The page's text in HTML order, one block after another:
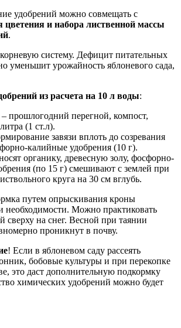
удобрений можно совмещать с
цветения и набора лиственной массы
.
систему. Дефицит питательных
уменьшит урожайность яблоневого сада,
из расчета на 10 л воды:
– прошлогодний перегной, компост,
(1 ст.л).
завязи вплоть до созревания
калийные удобрения (10 г).
органику, древесную золу, фосфорно-
(по 15 г) смешивают с землей при
круга на 30 см вглубь.
путем опрыскивания кроны
необходимости. Можно практиковать
сверху на снег. Весной при таянии
проникнут в почву.
! Если в яблоневом саду рассеять
бобовые культуры и при перекопке
это даст дополнительную подкормку
химических удобрений можно будет